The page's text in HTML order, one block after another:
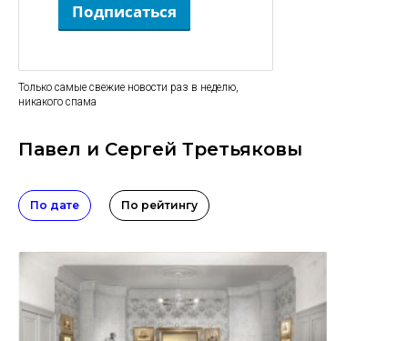
Подписаться
Только самые свежие новости раз в неделю,
никакого спама
Павел и Сергей Третьяковы
По дате По рейтингу